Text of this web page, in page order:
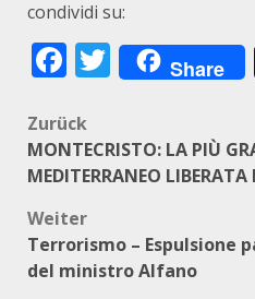
condividi su:
Facebook
Twitter
Share
Zurück
MONTECRISTO: LA PIÙ
MEDITERRANEO
Weiter
Terrorismo – Espulsione
del ministro Alfano